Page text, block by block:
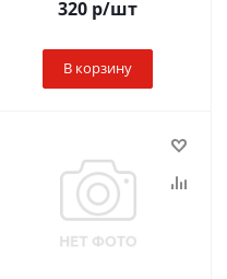
320 р/шт
В корзину